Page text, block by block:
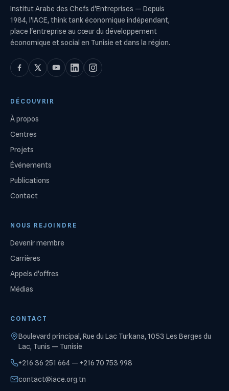
Institut Arabe des Chefs d'Entreprises — Depuis
1984, l'IACE, think tank économique indépendant,
place l'entreprise au cœur du développement
économique et social en Tunisie et dans la région.
DÉCOUVRIR
À propos
Centres
Projets
Événements
Publications
Contact
NOUS REJOINDRE
Devenir membre
Carrières
Appels d'offres
Médias
CONTACT
Boulevard principal, Rue du Lac Turkana, 1053 Les Berges du
Lac, Tunis — Tunisie
+216 36 251 664 — +216 70 753 998
contact@iace.org.tn